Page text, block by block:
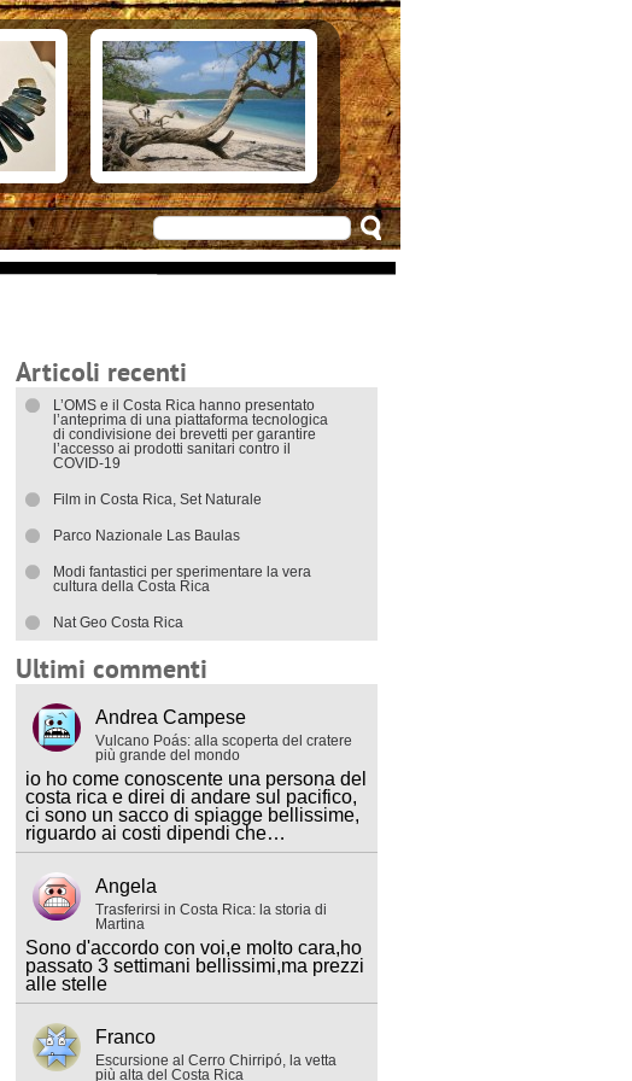
Alloggiare in Costarica
Arrivare in Costarica
Cosa vedere
Attrazioni principali
Ecoturismo
Eventi e appuntamenti
Isole
Parchi Nazionali
Spiagge
Documenti di viaggio
I trasporti interni
Articoli recenti
L’OMS e il Costa Rica hanno presentato
l’anteprima di una piattaforma tecnologica
di condivisione dei brevetti per garantire
l’accesso ai prodotti sanitari contro il
COVID-19
Film in Costa Rica, Set Naturale
Parco Nazionale Las Baulas
Modi fantastici per sperimentare la vera
cultura della Costa Rica
Nat Geo Costa Rica
Ultimi commenti
Andrea Campese
Vulcano Poás: alla scoperta del cratere
più grande del mondo
io ho come conoscente una persona del
costa rica e direi di andare sul pacifico,
ci sono un sacco di spiagge bellissime,
riguardo ai costi dipendi che…
Angela
Trasferirsi in Costa Rica: la storia di
Martina
Sono d'accordo con voi,e molto cara,ho
passato 3 settimani bellissimi,ma prezzi
alle stelle
Franco
Escursione al Cerro Chirripó, la vetta
più alta del Costa Rica